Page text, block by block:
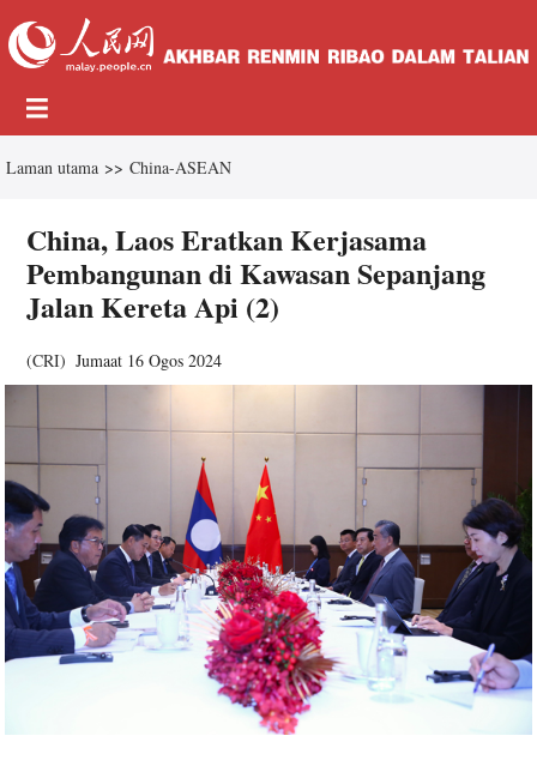
Laman utama >> China-ASEAN
China, Laos Eratkan Kerjasama
Pembangunan di Kawasan Sepanjang
Jalan Kereta Api (2)
(CRI) Jumaat 16 Ogos 2024